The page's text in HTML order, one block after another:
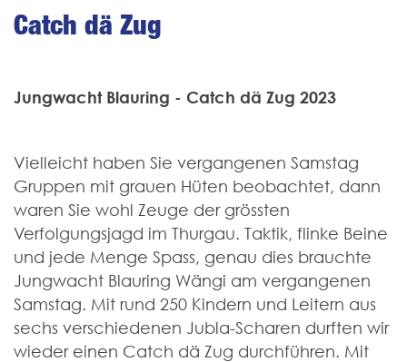
Catch dä Zug
Jungwacht Blauring - Catch dä Zug 2023
Vielleicht haben Sie vergangenen Samstag
Gruppen mit grauen Hüten beobachtet, dann
waren Sie wohl Zeuge der grössten
Verfolgungsjagd im Thurgau. Taktik, flinke Beine
und jede Menge Spass, genau dies brauchte
Jungwacht Blauring Wängi am vergangenen
Samstag. Mit rund 250 Kindern und Leitern aus
sechs verschiedenen Jubla-Scharen durften wir
wieder einen Catch dä Zug durchführen. Mit